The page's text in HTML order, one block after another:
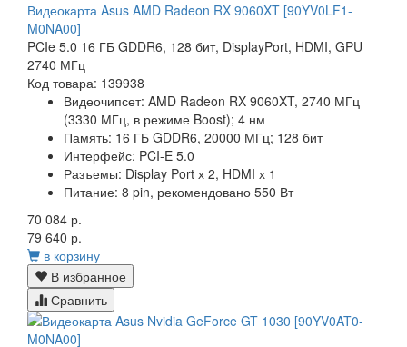
Видеокарта Asus AMD Radeon RX 9060XT [90YV0LF1-
M0NA00]
PCIe 5.0 16 ГБ GDDR6, 128 бит, DisplayPort, HDMI, GPU
2740 МГц
Код товара: 139938
Видеочипсет: AMD Radeon RX 9060XT, 2740 МГц
(3330 МГц, в режиме Boost); 4 нм
Память: 16 ГБ GDDR6, 20000 МГц; 128 бит
Интерфейс: PCI-E 5.0
Разъемы: Display Port х 2, HDMI х 1
Питание: 8 pin, рекомендовано 550 Вт
70 084 р.
79 640 р.
в корзину
В избранное
Сравнить